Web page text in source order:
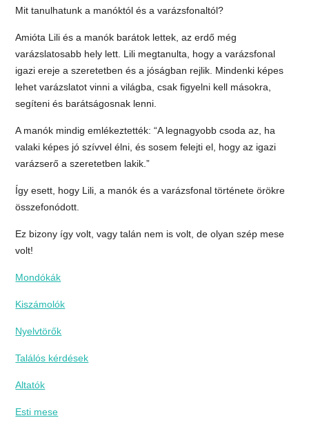
Mit tanulhatunk a manóktól és a varázsfonaltól?
Amióta Lili és a manók barátok lettek, az erdő még
varázslatosabb hely lett. Lili megtanulta, hogy a varázsfonal
igazi ereje a szeretetben és a jóságban rejlik. Mindenki képes
lehet varázslatot vinni a világba, csak figyelni kell másokra,
segíteni és barátságosnak lenni.
A manók mindig emlékeztették: “A legnagyobb csoda az, ha
valaki képes jó szívvel élni, és sosem felejti el, hogy az igazi
varázserő a szeretetben lakik.”
Így esett, hogy Lili, a manók és a varázsfonal története örökre
összefonódott.
Ez bizony így volt, vagy talán nem is volt, de olyan szép mese
volt!
Mondókák
Kiszámolók
Nyelvtörők
Találós kérdések
Altatók
Esti mese